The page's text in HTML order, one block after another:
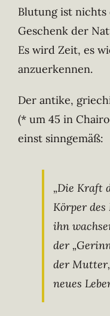
Blutung ist nichts
Geschenk der
Es wird Zeit, es
anzuerkennen.
Der antike,
(* um 45 in
einst sinngemäß:
„Die Kraft
Körper
ihn
der
der
neues